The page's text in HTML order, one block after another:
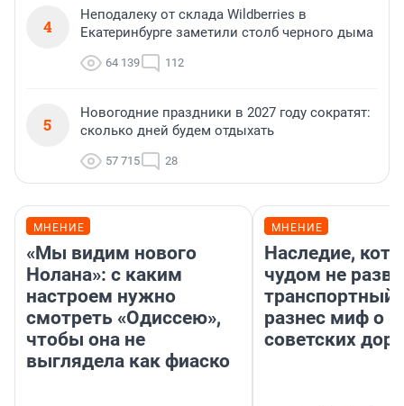
4
Неподалеку от склада Wildberries в
Екатеринбурге заметили столб черного дыма
64 139 112
5
Новогодние праздники в 2027 году сократят:
сколько дней будем отдыхать
57 715 28
МНЕНИЕ
«Мы видим нового
Нолана»: с каким
настроем нужно
смотреть «Одиссею»,
чтобы она не
выглядела как фиаско
МНЕНИЕ
Наследие,
чудом не
транспортный
разнес миф о
советских